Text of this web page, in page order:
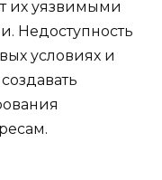
их уязвимыми
Недоступность
условиях и